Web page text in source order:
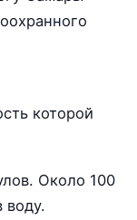
которой
Около 100
воду.